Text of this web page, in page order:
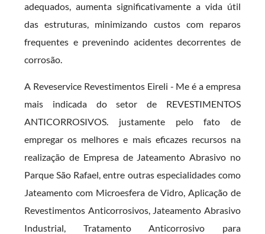
adequados, aumenta significativamente a vida útil
das estruturas, minimizando custos com reparos
frequentes e prevenindo acidentes decorrentes de
corrosão.
A Reveservice Revestimentos Eireli - Me é a empresa
mais indicada do setor de REVESTIMENTOS
ANTICORROSIVOS. justamente pelo fato de
empregar os melhores e mais eficazes recursos na
realização de Empresa de Jateamento Abrasivo no
Parque São Rafael, entre outras especialidades como
Jateamento com Microesfera de Vidro, Aplicação de
Revestimentos Anticorrosivos, Jateamento Abrasivo
Industrial, Tratamento Anticorrosivo para